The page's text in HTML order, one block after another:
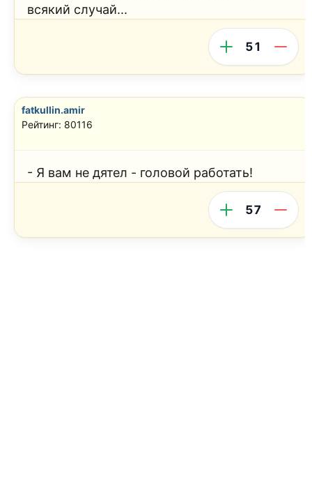
всякий случай...
51
fatkullin.amir
Рейтинг: 80116
- Я вам не дятел - головой работать!
57